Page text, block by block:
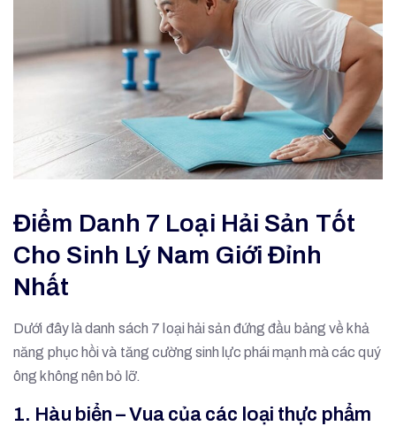
Điểm Danh 7 Loại Hải Sản Tốt
Cho Sinh Lý Nam Giới Đỉnh
Nhất
Dưới đây là danh sách 7 loại hải sản đứng đầu bảng về khả
năng phục hồi và tăng cường sinh lực phái mạnh mà các quý
ông không nên bỏ lỡ.
1. Hàu biển – Vua của các loại thực phẩm